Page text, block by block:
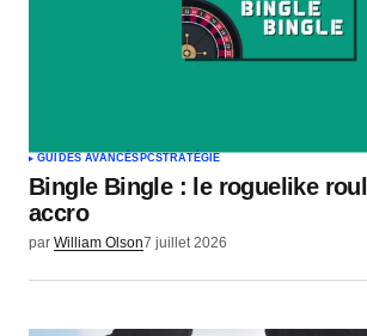
GUIDES AVANCÉS PCSTRATÉGIE
Bingle Bingle : le roguelike
accro
par William Olson7 juillet 2026